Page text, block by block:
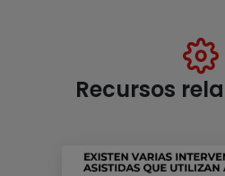
Recursos